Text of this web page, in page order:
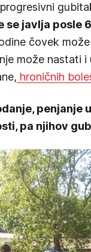
se javlja posle
čovek
može nastati
hroničnih
penjanje
pa njihov